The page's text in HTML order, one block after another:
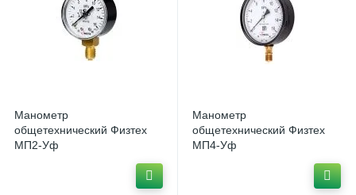
Манометр
общетехнический Физтех
МП2-Уф
Манометр
общетехнический Физтех
МП4-Уф